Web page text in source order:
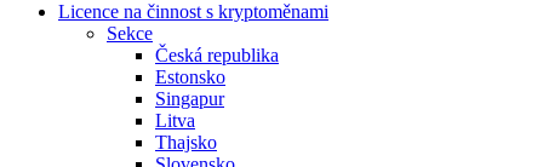
Licence na činnost s kryptoměnami
Sekce
Česká republika
Estonsko
Singapur
Litva
Thajsko